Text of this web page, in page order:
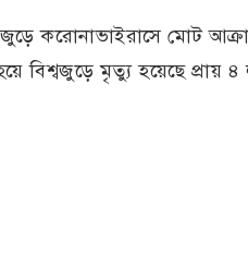
করোনাভাইরাসে মোট
বিশ্বজুড়ে মৃত্যু হয়েছে প্রায়